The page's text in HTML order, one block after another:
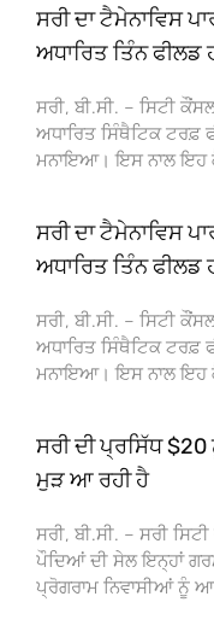
ਸਰੀ ਦਾ ਟੈਮੇਨਾਵਿਸ
ਅਧਾਰਿਤ ਤਿੰਨ ਫੀਲਡ
ਸਰੀ, ਬੀ.ਸੀ. – ਸਿਟੀ
ਅਧਾਰਿਤ ਸਿੰਥੈਟਿਕ ਟਰਫ਼
ਮਨਾਇਆ। ਇਸ ਨਾਲ ਇਹ
ਸਰੀ ਦਾ ਟੈਮੇਨਾਵਿਸ
ਅਧਾਰਿਤ ਤਿੰਨ ਫੀਲਡ
ਸਰੀ, ਬੀ.ਸੀ. – ਸਿਟੀ
ਅਧਾਰਿਤ ਸਿੰਥੈਟਿਕ ਟਰਫ਼
ਮਨਾਇਆ। ਇਸ ਨਾਲ ਇਹ
ਸਰੀ ਦੀ ਪ੍ਰਸਿੱਧ
ਮੁੜ ਆ ਰਹੀ ਹੈ
ਸਰੀ, ਬੀ.ਸੀ. – ਸਰੀ
ਪੌਦਿਆਂ ਦੀ ਸੇਲ ਇਨ੍ਹਾਂ
ਪ੍ਰੋਗਰਾਮ ਨਿਵਾਸੀਆਂ ਨੂੰ